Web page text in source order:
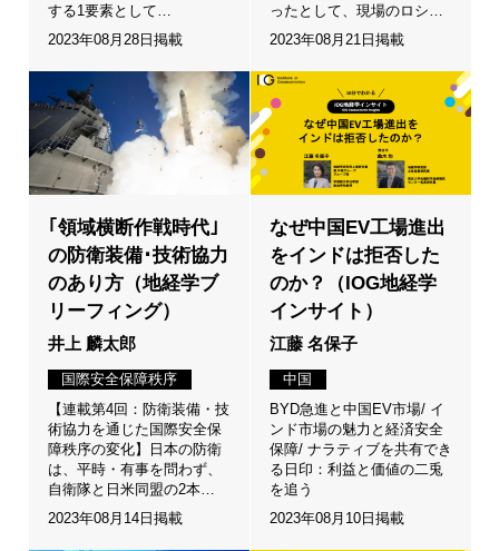
する1要素として…
2023年08月28日掲載
ったとして、現場のロシ…
2023年08月21日掲載
｢領域横断作戦時代｣
の防衛装備･技術協力
のあり方（地経学ブ
リーフィング）
井上 麟太郎
国際安全保障秩序
【連載第4回：防衛装備・技
術協力を通じた国際安全保
障秩序の変化】日本の防衛
は、平時・有事を問わず、
自衛隊と日米同盟の2本…
2023年08月14日掲載
なぜ中国EV工場進出
をインドは拒否した
のか？（IOG地経学
インサイト）
江藤 名保子
中国
BYD急進と中国EV市場/ イ
ンド市場の魅力と経済安全
保障/ ナラティブを共有でき
る日印：利益と価値の二兎
を追う
2023年08月10日掲載